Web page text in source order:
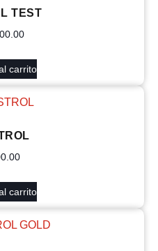
TEST
carrito
carrito